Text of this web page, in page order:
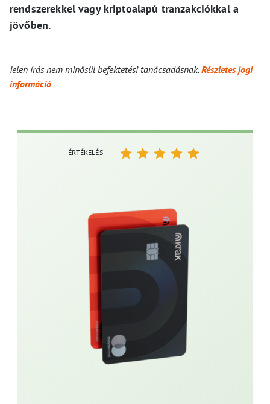
rendszerekkel vagy kriptoalapú tranzakciókkal a
jövőben.
Jelen írás nem minősül befektetési tanácsadásnak.Részletes jogi
információ
ÉRTÉKELÉS